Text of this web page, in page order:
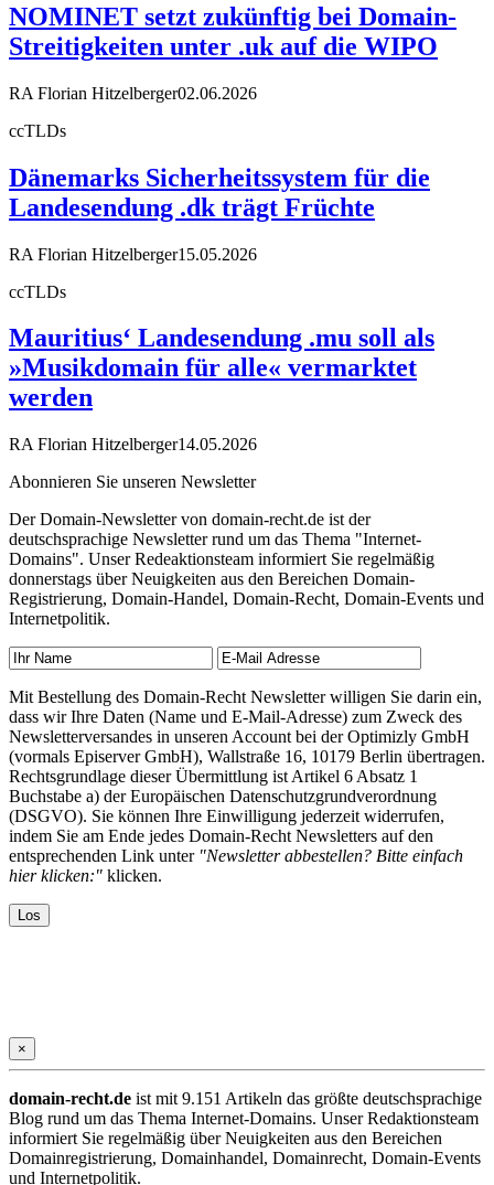
NOMINET setzt zukünftig bei Domain-
Streitigkeiten unter .uk auf die WIPO
RA Florian Hitzelberger02.06.2026
ccTLDs
Dänemarks Sicherheitssystem für die
Landesendung .dk trägt Früchte
RA Florian Hitzelberger15.05.2026
ccTLDs
Mauritius‘ Landesendung .mu soll als
»Musikdomain für alle« vermarktet
werden
RA Florian Hitzelberger14.05.2026
Abonnieren Sie unseren Newsletter
Der Domain-Newsletter von domain-recht.de ist der
deutschsprachige Newsletter rund um das Thema "Internet-
Domains". Unser Redeaktionsteam informiert Sie regelmäßig
donnerstags über Neuigkeiten aus den Bereichen Domain-
Registrierung, Domain-Handel, Domain-Recht, Domain-Events und
Internetpolitik.
Mit Bestellung des Domain-Recht Newsletter willigen Sie darin ein,
dass wir Ihre Daten (Name und E-Mail-Adresse) zum Zweck des
Newsletterversandes in unseren Account bei der Optimizly GmbH
(vormals Episerver GmbH), Wallstraße 16, 10179 Berlin übertragen.
Rechtsgrundlage dieser Übermittlung ist Artikel 6 Absatz 1
Buchstabe a) der Europäischen Datenschutzgrundverordnung
(DSGVO). Sie können Ihre Einwilligung jederzeit widerrufen,
indem Sie am Ende jedes Domain-Recht Newsletters auf den
entsprechenden Link unter "Newsletter abbestellen? Bitte einfach
hier klicken:" klicken.
×
domain-recht.de ist mit 9.151 Artikeln das größte deutschsprachige
Blog rund um das Thema Internet-Domains. Unser Redaktionsteam
informiert Sie regelmäßig über Neuigkeiten aus den Bereichen
Domainregistrierung, Domainhandel, Domainrecht, Domain-Events
und Internetpolitik.